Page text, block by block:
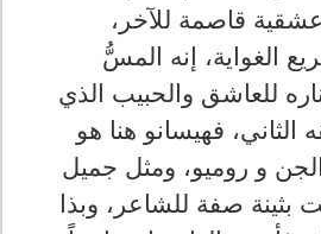
قاصمة للآخر،
الغواية، إنه المسُّ
للعاشق والحبيب الذي
فهيسانو هنا هو
و روميو، ومثل جميل
بثينة صفة للشاعر، وبذا